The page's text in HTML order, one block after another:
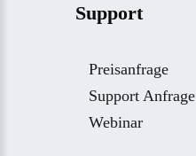
Support
Preisanfrage
Support Anfrage
Webinar